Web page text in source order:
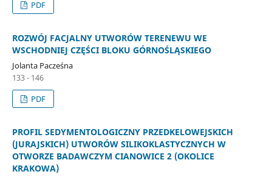
PDF
ROZWÓJ FACJALNY UTWORÓW TERENEWU WE
WSCHODNIEJ CZĘŚCI BLOKU GÓRNOŚLĄSKIEGO
Jolanta Pacześna
133 - 146
PDF
PROFIL SEDYMENTOLOGICZNY PRZEDKELOWEJSKICH
(JURAJSKICH) UTWORÓW SILIKOKLASTYCZNYCH W
OTWORZE BADAWCZYM CIANOWICE 2 (OKOLICE
KRAKOWA)